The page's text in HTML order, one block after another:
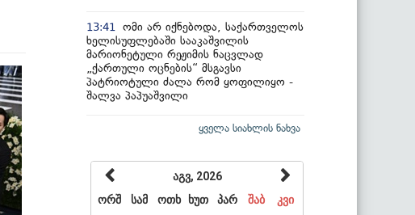
13:41
ომი არ იქნებოდა, საქართველოს
ხელისუფლებაში სააკაშვილის
მარიონეტული რეჟიმის ნაცვლად
„ქართული ოცნების“ მსგავსი
პატრიოტული ძალა რომ ყოფილიყო -
შალვა პაპუაშვილი
ყველა სიახლის ნახვა
აგვ, 2026
ორშ
სამ ოთხ ხუთ პარ შაბ
კვი